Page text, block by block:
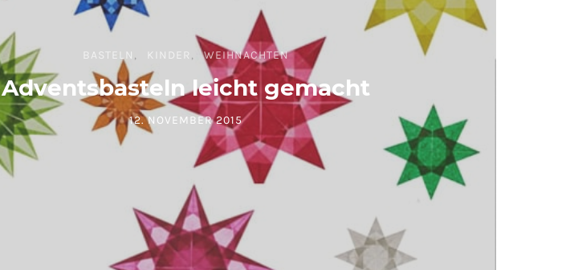
BASTELN KINDER WEIHNACHTEN
Adventsbasteln leicht gemacht
POSTED ON
12. NOVEMBER 2015